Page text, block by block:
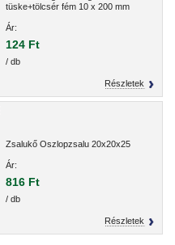
tüske+tölcsér fém 10 x 200 mm
Ár:
124 Ft
/ db
Részletek
Zsalukő Oszlopzsalu 20x20x25
Ár:
816 Ft
/ db
Részletek